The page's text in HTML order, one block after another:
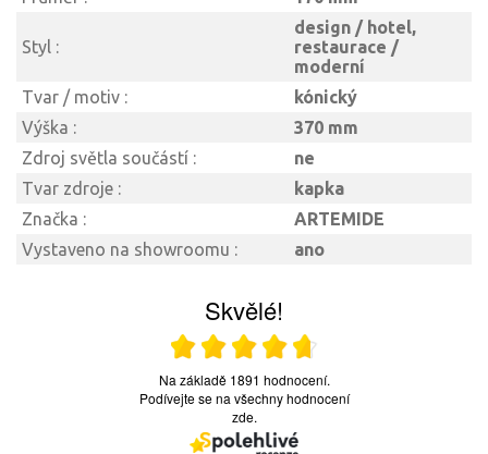
Styl :
design / hotel,
restaurace /
moderní
Tvar / motiv :
kónický
Výška :
370 mm
Zdroj světla součástí :
ne
Tvar zdroje :
kapka
Značka :
ARTEMIDE
Vystaveno na showroomu :
ano